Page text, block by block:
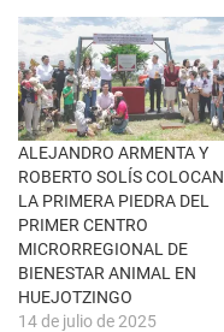
v
e
n
t
a
n
a
n
u
e
v
a
)
ALEJANDRO ARMENTA Y
ROBERTO SOLÍS COLOCAN
LA PRIMERA PIEDRA DEL
PRIMER CENTRO
MICRORREGIONAL DE
BIENESTAR ANIMAL EN
HUEJOTZINGO
14 de julio de 2025